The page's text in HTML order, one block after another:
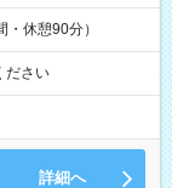
休憩90分）
さい
詳細へ